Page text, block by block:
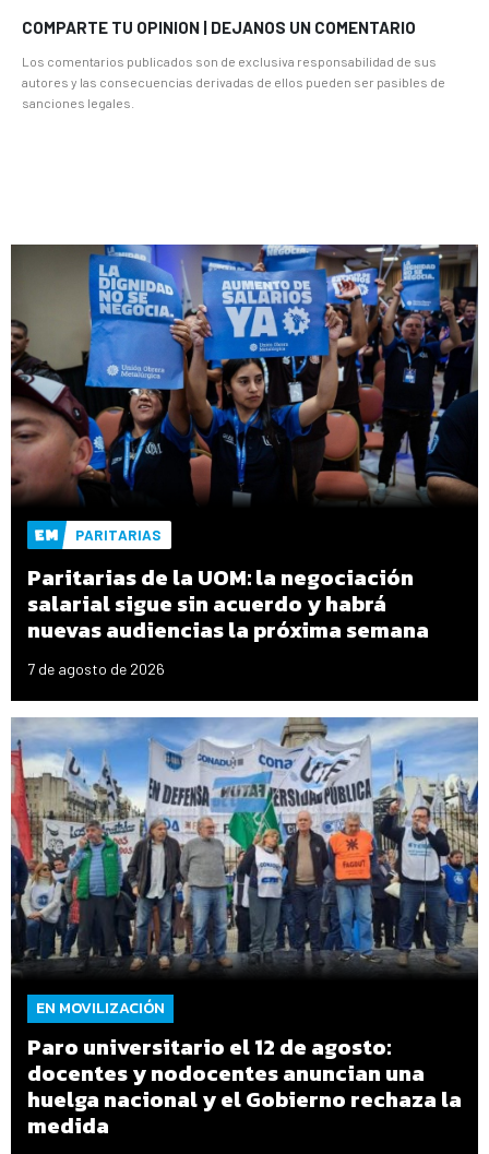
COMPARTE TU OPINION | DEJANOS UN COMENTARIO
Los comentarios publicados son de exclusiva responsabilidad de sus
autores y las consecuencias derivadas de ellos pueden ser pasibles de
sanciones legales.
PARITARIAS
Paritarias de la UOM: la negociación
salarial sigue sin acuerdo y habrá
nuevas audiencias la próxima semana
7 de agosto de 2026
EN MOVILIZACIÓN
Paro universitario el 12 de agosto:
docentes y nodocentes anuncian una
huelga nacional y el Gobierno rechaza la
medida